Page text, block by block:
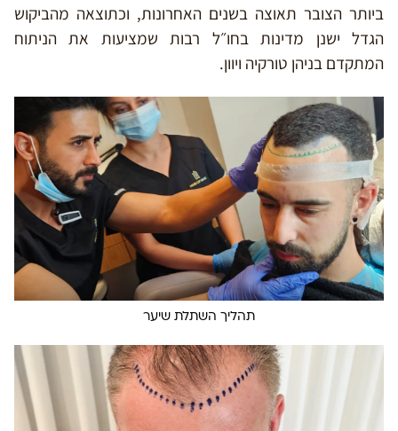
ביותר הצובר תאוצה בשנים האחרונות, וכתוצאה מהביקוש
הגדל ישנן מדינות בחו״ל רבות שמציעות את הניתוח
המתקדם בניהן טורקיה ויוון.
תהליך השתלת שיער